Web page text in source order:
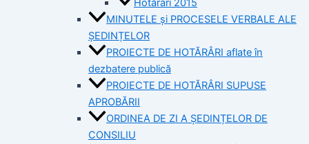
MINUTELE și PROCESELE VERBALE ALE
ȘEDINȚELOR
PROIECTE DE HOTĂRÂRI aflate în
dezbatere publică
PROIECTE DE HOTĂRÂRI SUPUSE
APROBĂRII
ORDINEA DE ZI A ȘEDINȚELOR DE
CONSILIU